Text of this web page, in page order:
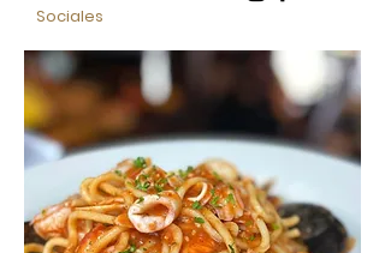
Sociales